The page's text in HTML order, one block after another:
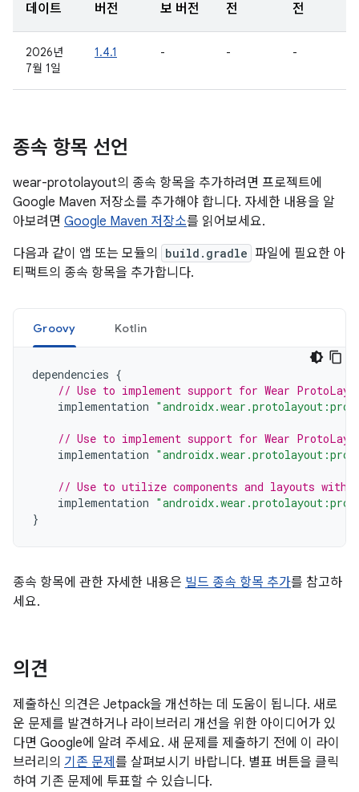
데이트
버전
보 버전
전
전
2026년
7월 1일
1.4.1 - - -
종속 항목 선언
wear-protolayout의 종속 항목을 추가하려면 프로젝트에
Google Maven 저장소를 추가해야 합니다. 자세한 내용을 알
아보려면 Google Maven 저장소를 읽어보세요.
다음과 같이 앱 또는 모듈의
build.gradle 파일에 필요한 아
티팩트의 종속 항목을 추가합니다.
Groovy Kotlin
dependencies {
// Use to implement support for Wear
implementation
// Use to implement support for Wear
implementation
// Use to utilize components and layouts with
implementation
}
종속 항목에 관한 자세한 내용은 빌드 종속 항목 추가를 참고하
세요.
의견
제출하신 의견은 Jetpack을 개선하는 데 도움이 됩니다. 새로
운 문제를 발견하거나 라이브러리 개선을 위한 아이디어가 있
다면 Google에 알려 주세요. 새 문제를 제출하기 전에 이 라이
브러리의 기존 문제 를 살펴보시기 바랍니다. 별표 버튼을 클릭
하여 기존 문제에 투표할 수 있습니다.